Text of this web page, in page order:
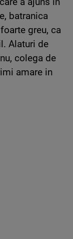
batranica
greu, ca
Alaturi de
colega de
amare in